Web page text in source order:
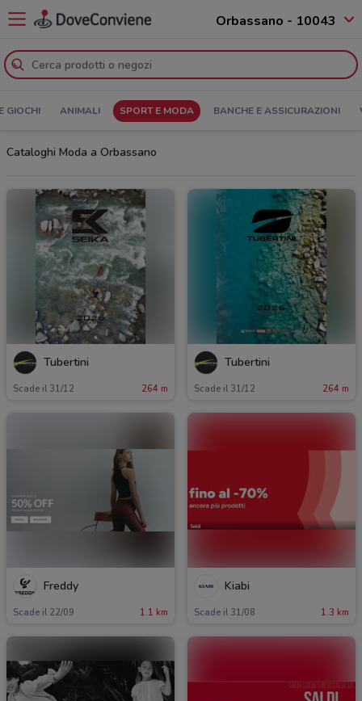
Orbassano - 10043
GIOCHI ANIMALI SPORT E MODA BANCHE E ASSICURAZIONI
Cataloghi Moda a Orbassano
Tubertini
Scade il 31/12 264 m
Tubertini
Scade il 31/12 264 m
Freddy
Scade il 22/09 1.1 km
Kiabi
Scade il 31/08 1.3 km